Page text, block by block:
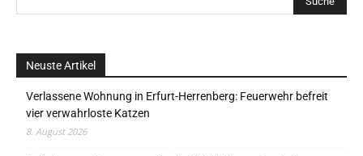
Neuste Artikel
Verlassene Wohnung in Erfurt-Herrenberg: Feuerwehr befreit
vier verwahrloste Katzen
8. August 2026